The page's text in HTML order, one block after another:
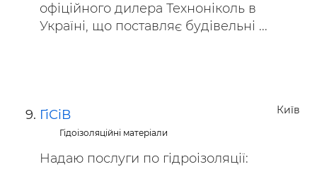
офіційного дилера Техноніколь в
Україні, що поставляє будівельні ...
Київ
ГіСіВ
Гідоізоляційні матеріали
Надаю послуги по гідроізоляції: